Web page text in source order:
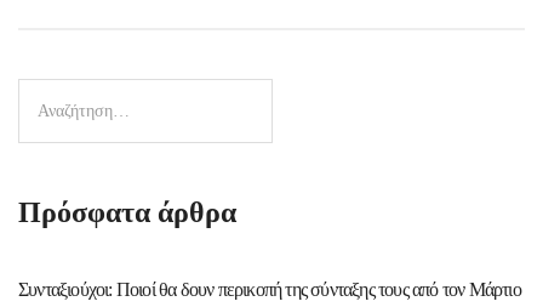
Πρόσφατα άρθρα
Συνταξιούχοι: Ποιοί θα δουν περικοπή της σύνταξης τους από τον Μάρτιο